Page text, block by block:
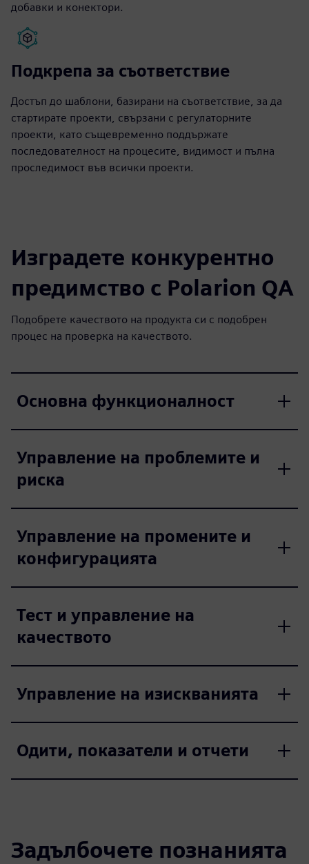
добавки и конектори.
Подкрепа за съответствие
Достъп до шаблони, базирани на съответствие, за да
стартирате проекти, свързани с регулаторните
проекти, като същевременно поддържате
последователност на процесите, видимост и пълна
проследимост във всички проекти.
Изградете конкурентно
предимство с Polarion QA
Подобрете качеството на продукта си с подобрен
процес на проверка на качеството.
Основна функционалност
Управление на проблемите и
риска
Управление на промените и
конфигурацията
Тест и управление на
качеството
Управление на изискванията
Одити, показатели и отчети
Задълбочете познанията